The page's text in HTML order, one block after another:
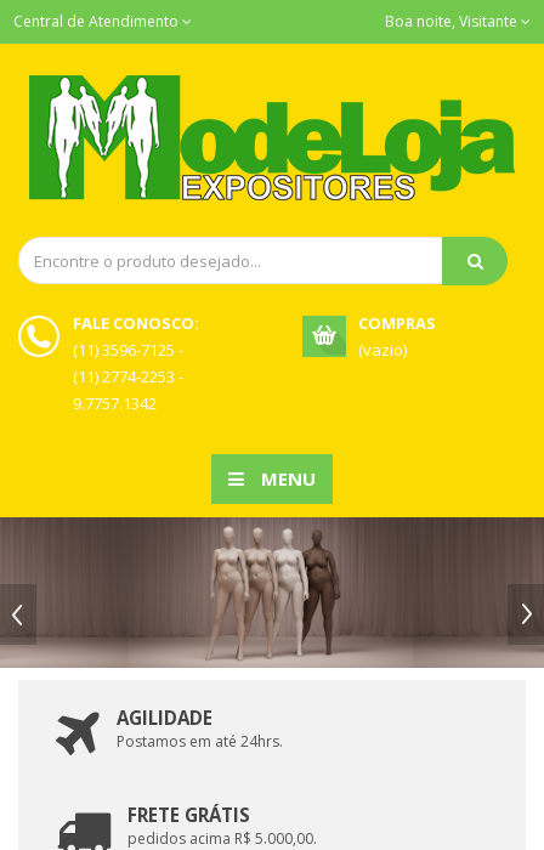
Central de Atendimento Boa noite, Visitante
FALE CONOSCO:
(11) 3596-7125 -
(11) 2774-2253 -
9.7757.1342
COMPRAS
(vazio)
MENU
AGILIDADE
Postamos em até 24hrs.
FRETE GRÁTIS
pedidos acima R$ 5.000,00.